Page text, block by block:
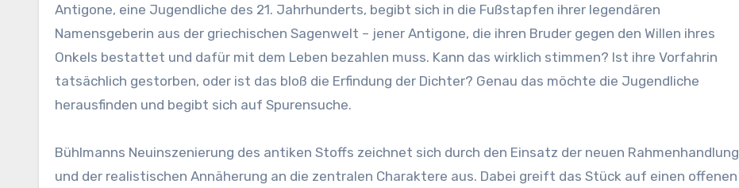
Antigone, eine Jugendliche des 21. Jahrhunderts, begibt sich in die Fußstapfen ihrer legendären
Namensgeberin aus der griechischen Sagenwelt – jener Antigone, die ihren Bruder gegen den Willen ihres
Onkels bestattet und dafür mit dem Leben bezahlen muss. Kann das wirklich stimmen? Ist ihre Vorfahrin
tatsächlich gestorben, oder ist das bloß die Erfindung der Dichter? Genau das möchte die Jugendliche
herausfinden und begibt sich auf Spurensuche.
Bühlmanns Neuinszenierung des antiken Stoffs zeichnet sich durch den Einsatz der neuen Rahmenhandlung
und der realistischen Annäherung an die zentralen Charaktere aus. Dabei greift das Stück auf einen offenen